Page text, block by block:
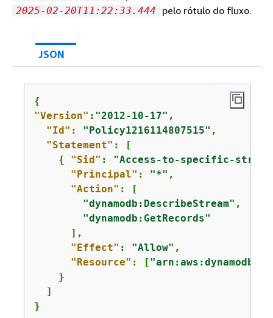
2025-02-20T11:22:33.444 pelo rótulo do fluxo.
JSON
{
"Version" : "2012-10-17" ,
"Id" : "Policy1216114807515" ,
"Statement" : [
{
"Sid" : "Access-to-specific-
"Principal" : "*" ,
"Action" : [
"dynamodb:DescribeStream" ,
"dynamodb:GetRecords"
      ],
"Effect" : "Allow" ,
"Resource" : ["arn:aws:dynamodb:
    }
  ]
}